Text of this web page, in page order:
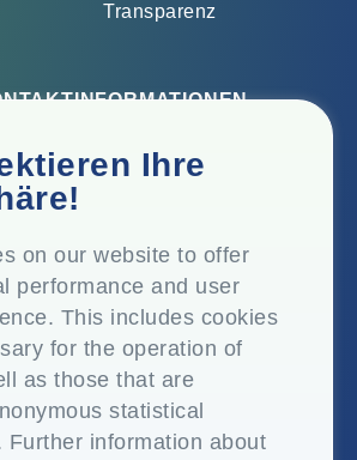
Ihre
on our website to offer
performance and user
This includes cookies
for the operation of
as those that are
statistical
Further information about
Transparenz
Kamala City, Senapati Bapat
Mumbai - 400 013, Maharashtra,
Shahapur, Dist. Thane - 421 604,